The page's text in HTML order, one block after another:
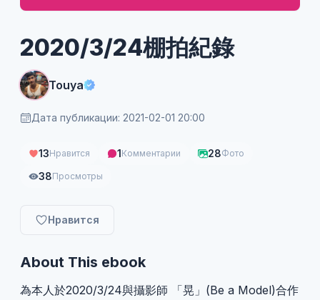
2020/3/24棚拍紀錄
Touya
Дата публикации: 2021-02-01 20:00
13Нравится 1Комментарии 28Фото
38Просмотры
Нравится
About This ebook
為本人於2020/3/24與攝影師 「晃」(Be a Model)合作